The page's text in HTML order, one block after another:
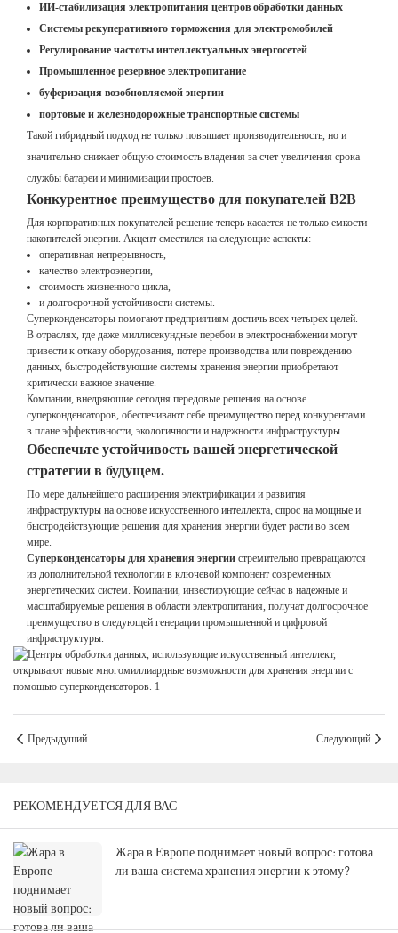
ИИ-стабилизация электропитания центров обработки данных
Системы рекуперативного торможения для электромобилей
Регулирование частоты интеллектуальных энергосетей
Промышленное резервное электропитание
буферизация возобновляемой энергии
портовые и железнодорожные транспортные системы
Такой гибридный подход не только повышает производительность, но и
значительно снижает общую стоимость владения за счет увеличения срока
службы батареи и минимизации простоев.
Конкурентное преимущество для покупателей B2B
Для корпоративных покупателей решение теперь касается не только емкости
накопителей энергии. Акцент сместился на следующие аспекты:
оперативная непрерывность,
качество электроэнергии,
стоимость жизненного цикла,
и долгосрочной устойчивости системы.
Суперконденсаторы помогают предприятиям достичь всех четырех целей.
В отраслях, где даже миллисекундные перебои в электроснабжении могут
привести к отказу оборудования, потере производства или повреждению
данных, быстродействующие системы хранения энергии приобретают
критически важное значение.
Компании, внедряющие сегодня передовые решения на основе
суперконденсаторов, обеспечивают себе преимущество перед конкурентами
в плане эффективности, экологичности и надежности инфраструктуры.
Обеспечьте устойчивость вашей энергетической
стратегии в будущем.
По мере дальнейшего расширения электрификации и развития
инфраструктуры на основе искусственного интеллекта, спрос на мощные и
быстродействующие решения для хранения энергии будет расти во всем
мире.
Суперконденсаторы для хранения энергии стремительно превращаются
из дополнительной технологии в ключевой компонент современных
энергетических систем. Компании, инвестирующие сейчас в надежные и
масштабируемые решения в области электропитания, получат долгосрочное
преимущество в следующей генерации промышленной и цифровой
инфраструктуры.
Предыдущий Следующий
РЕКОМЕНДУЕТСЯ ДЛЯ ВАС
Жара в Европе поднимает новый вопрос: готова
ли ваша система хранения энергии к этому?